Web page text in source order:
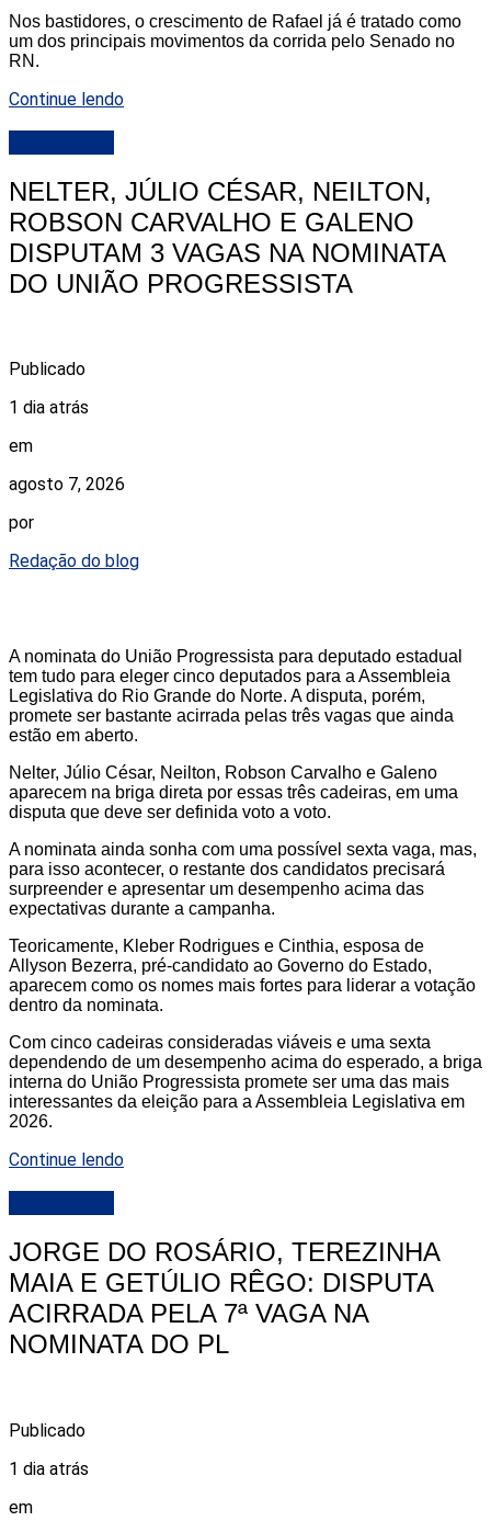
Nos bastidores, o crescimento de Rafael já é tratado como
um dos principais movimentos da corrida pelo Senado no
RN.
Continue lendo
NELTER, JÚLIO CÉSAR, NEILTON,
ROBSON CARVALHO E GALENO
DISPUTAM 3 VAGAS NA NOMINATA
DO UNIÃO PROGRESSISTA
Publicado
1 dia atrás
em
agosto 7, 2026
por
Redação do blog
A nominata do União Progressista para deputado estadual
tem tudo para eleger cinco deputados para a Assembleia
Legislativa do Rio Grande do Norte. A disputa, porém,
promete ser bastante acirrada pelas três vagas que ainda
estão em aberto.
Nelter, Júlio César, Neilton, Robson Carvalho e Galeno
aparecem na briga direta por essas três cadeiras, em uma
disputa que deve ser definida voto a voto.
A nominata ainda sonha com uma possível sexta vaga, mas,
para isso acontecer, o restante dos candidatos precisará
surpreender e apresentar um desempenho acima das
expectativas durante a campanha.
Teoricamente, Kleber Rodrigues e Cinthia, esposa de
Allyson Bezerra, pré-candidato ao Governo do Estado,
aparecem como os nomes mais fortes para liderar a votação
dentro da nominata.
Com cinco cadeiras consideradas viáveis e uma sexta
dependendo de um desempenho acima do esperado, a briga
interna do União Progressista promete ser uma das mais
interessantes da eleição para a Assembleia Legislativa em
2026.
Continue lendo
JORGE DO ROSÁRIO, TEREZINHA
MAIA E GETÚLIO RÊGO: DISPUTA
ACIRRADA PELA 7ª VAGA NA
NOMINATA DO PL
Publicado
1 dia atrás
em